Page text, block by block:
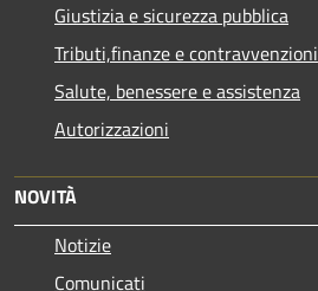
Giustizia e sicurezza pubblica
Tributi,finanze e contravvenzioni
Salute, benessere e assistenza
Autorizzazioni
NOVITÀ
Notizie
Comunicati